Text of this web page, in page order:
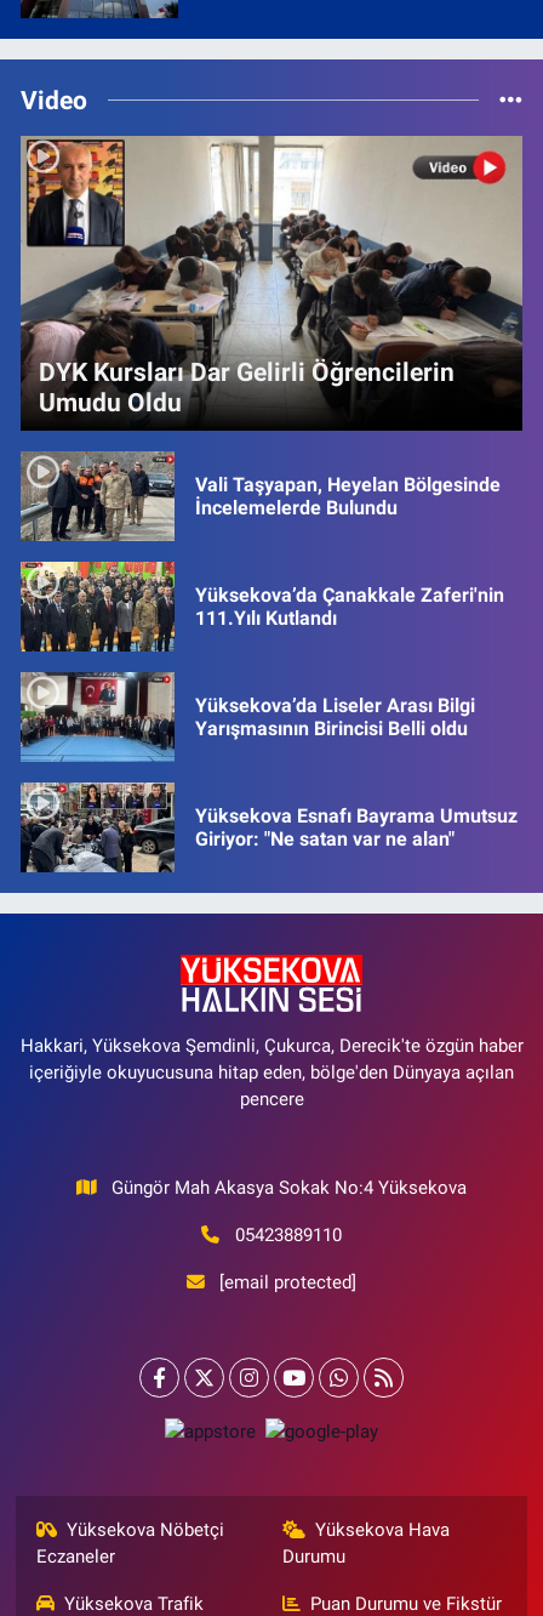
Video
DYK Kursları Dar Gelirli Öğrencilerin
Umudu Oldu
Vali Taşyapan, Heyelan Bölgesinde
İncelemelerde Bulundu
Yüksekova’da Çanakkale Zaferi'nin
111.Yılı Kutlandı
Yüksekova’da Liseler Arası Bilgi
Yarışmasının Birincisi Belli oldu
Yüksekova Esnafı Bayrama Umutsuz
Giriyor: "Ne satan var ne alan"
Hakkari, Yüksekova Şemdinli, Çukurca, Derecik'te özgün haber
içeriğiyle okuyucusuna hitap eden, bölge'den Dünyaya açılan
pencere
Güngör Mah Akasya Sokak No:4 Yüksekova
05423889110
[email protected]
Yüksekova Nöbetçi
Eczaneler
Yüksekova Hava
Durumu
Yüksekova Trafik Puan Durumu ve Fikstür